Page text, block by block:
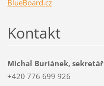
BlueBoard.cz
Kontakt
Michal Buriánek, sekretář
+420 776 699 926